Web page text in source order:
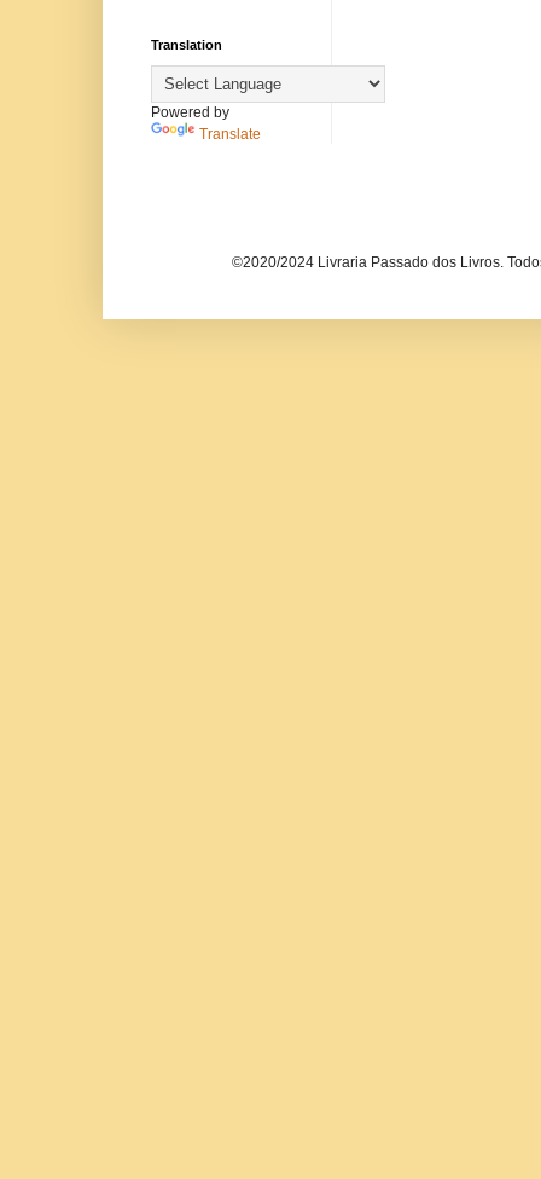
Translation
Powered by
Translate
©2020/2024 Livraria Passado dos Livros.